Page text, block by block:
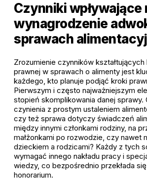
Czynniki wpływające
wynagrodzenie
sprawach
Zrozumienie czynników kształtujących
prawnej w sprawach o alimenty jest
każdego, kto planuje podjąć kroki
Pierwszym i często najważniejszym
stopień skomplikowania danej sprawy.
czynienia z prostym ustaleniem
czy też sprawa dotyczy świadczeń
między innymi członkami rodziny, na
małżonkami po rozwodzie, czy nawet
dzieckiem a rodzicami? Każdy z tych
wymagać innego nakładu pracy i
wiedzy, co bezpośrednio przekłada
honorarium.